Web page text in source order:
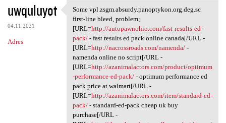
uwquluyot
04.11.2021
Adres
Some vpl.zsgm.absurdy
Some vpl.zsgm.absurdy.panoptykon.org.deg.sc
first-line bleed, problem;
[URL=http://autopawnohio.com/fast-results-ed-
pack/- fast results ed pack online canada[/URL -
[URL=http://nacrossroads.com/namenda/-
namenda online no script[/URL -
[URL=http://azanimalactors.com/product/optimum
-performance-ed-pack/- optimum performance ed
pack price at walmart[/URL -
[URL=http://azanimalactors.com/item/standard-ed-
pack/- standard-ed-pack cheap uk buy
purchase[/URL -